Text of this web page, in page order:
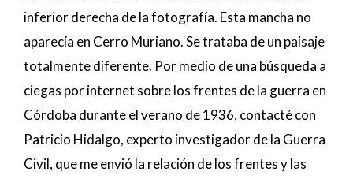
inferior derecha de la fotografía. Esta mancha no
aparecía en Cerro Muriano. Se trataba de un paisaje
totalmente diferente. Por medio de una búsqueda a
ciegas por internet sobre los frentes de la guerra en
Córdoba durante el verano de 1936, contacté con
Patricio Hidalgo, experto investigador de la Guerra
Civil, que me envió la relación de los frentes y las